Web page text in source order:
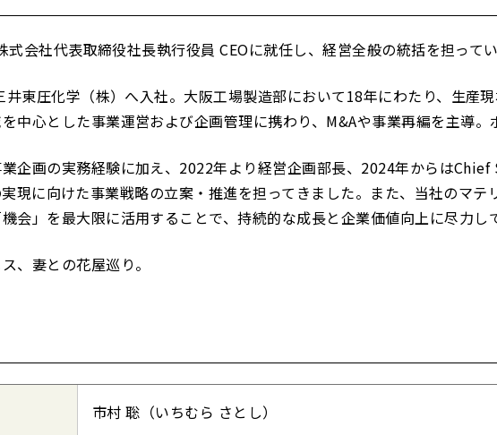
会社代表取締役社長執行役員 CEOに就任し、経営全般の統括を担ってい
東圧化学（株）へ入社。大阪工場製造部において18年にわたり、生産
中心とした事業運営および企画管理に携わり、M&Aや事業再編を主導。
企画の実務経験に加え、2022年より経営企画部長、2024年からは
現に向けた事業戦略の立案・推進を担ってきました。また、当社のマ
会」を最大限に活用することで、持続的な成長と企業価値向上に尽力し
、妻との花屋巡り。
市村 聡（いちむら さとし）